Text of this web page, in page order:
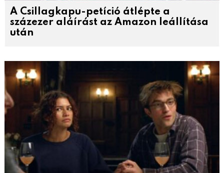
A Csillagkapu-petíció átlépte a
százezer aláírást az Amazon leállítása
után